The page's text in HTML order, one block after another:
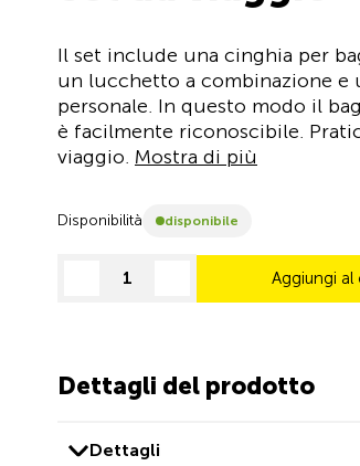
Il set include una cinghia per
un lucchetto a combinazione e
personale. In questo modo il
è facilmente riconoscibile.
viaggio. Mostra di più
Disponibilità disponibile
decrease quantityincrease quantity
Aggiungi al
Dettagli del prodotto
Dettagli